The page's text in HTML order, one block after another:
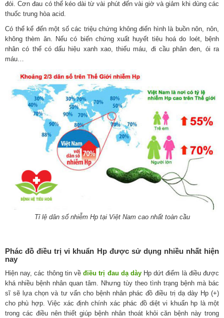
đói. Cơn đau có thể kéo dài từ vài phút đến vài giờ và giảm khi dùng các
thuốc trung hòa acid.
Có thể kể đến một số các triệu chứng không điển hình là buồn nôn, nôn,
không thèm ăn. Nếu có biến chứng xuất huyết tiêu hoá do loét, bệnh
nhân có thể có dấu hiệu xanh xao, thiếu máu, đi cầu phân đen, ói ra
máu…
Tỉ lệ dân số nhiễm Hp tại Việt Nam cao nhất toàn cầu
Phác đồ điều trị vi khuẩn Hp được sử dụng nhiều nhất hiện
nay
Hiện nay, các thông tin vềđiều trị đau dạ dàyHp dứt điểm là điều được
khá nhiều bệnh nhân quan tâm. Nhưng tùy theo tình trạng bệnh mà bác
sĩ sẽ lựa chọn và tư vấn cho bệnh nhân phác đồ điều trị dạ dày Hp (+)
cho phù hợp. Việc xác định chính xác phác đồ diệt vi khuẩn hp là một
trong các điều nên thiết giúp bệnh nhân thoát khỏi căn bệnh này trong